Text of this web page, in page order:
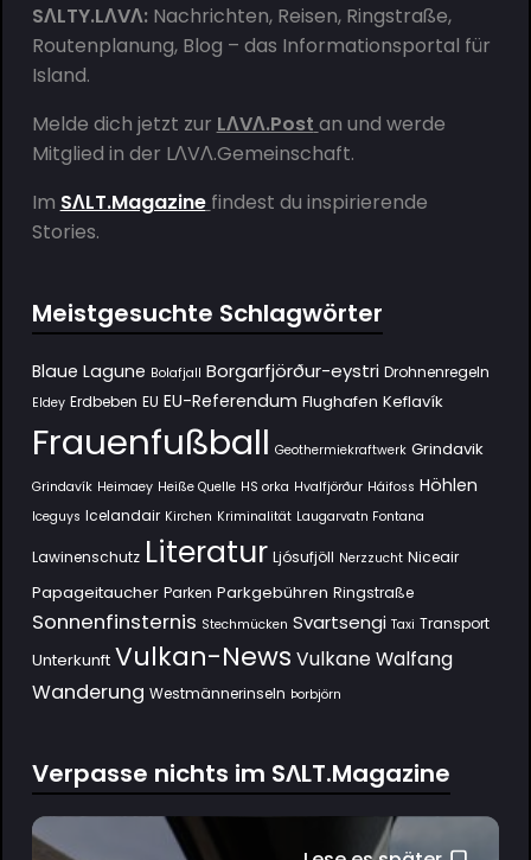
SΛLTY.LΛVΛ:Nachrichten, Reisen, Ringstraße,
Routenplanung, Blog – das Informationsportal für
Island.
Melde dich jetzt zur LΛVΛ.Post an und werde
Mitglied in der LΛVΛ.Gemeinschaft.
Im SΛLT.Magazine findest du inspirierende
Stories.
Meistgesuchte Schlagwörter
Blaue Lagune Bolafjall Borgarfjörður-eystri Drohnenregeln
Eldey Erdbeben EU EU-Referendum Flughafen Keflavík
Frauenfußball Geothermiekraftwerk Grindavik
Grindavík Heimaey Heiße Quelle HS orka Hvalfjörður Háifoss Höhlen
Iceguys Icelandair Kirchen Kriminalität Laugarvatn Fontana
Lawinenschutz Literatur Ljósufjöll Nerzzucht Niceair
Papageitaucher Parken Parkgebühren Ringstraße
Sonnenfinsternis Stechmücken Svartsengi Taxi Transport
Unterkunft Vulkan-News Vulkane Walfang
Wanderung Westmännerinseln Þorbjörn
Verpasse nichts im SΛLT.Magazine